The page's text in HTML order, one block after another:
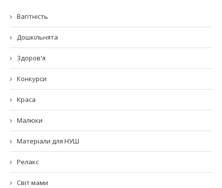
Вагітність
Дошкільнята
Здоров'я
Конкурси
Краса
Малюки
Матеріали для НУШ
Релакс
Світ мами